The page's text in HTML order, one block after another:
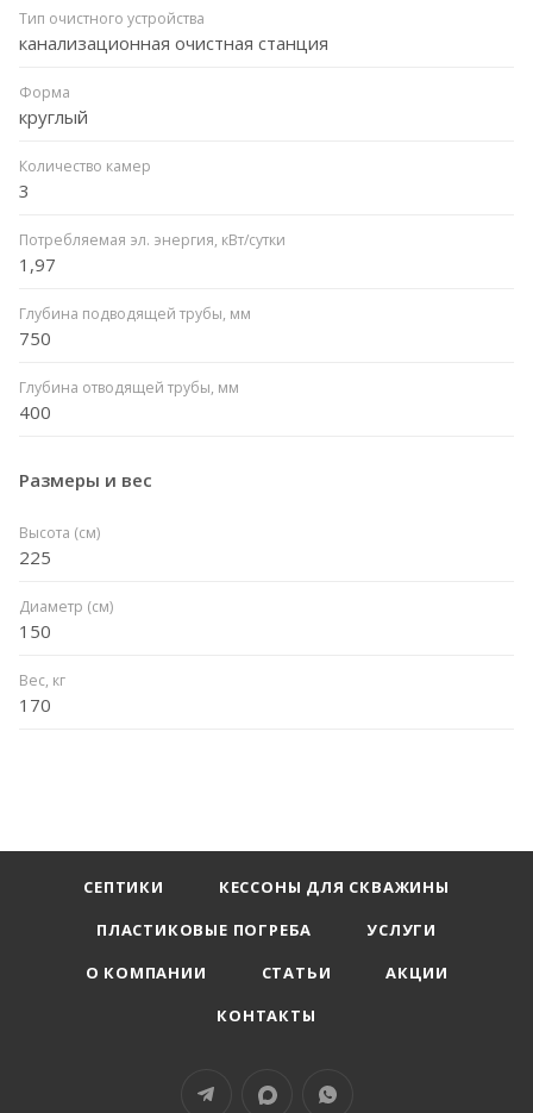
Тип очистного устройства
канализационная очистная станция
Форма
круглый
Количество камер
3
Потребляемая эл. энергия, кВт/сутки
1,97
Глубина подводящей трубы, мм
750
Глубина отводящей трубы, мм
400
Размеры и вес
Высота (см)
225
Диаметр (см)
150
Вес, кг
170
СЕПТИКИ
КЕССОНЫ ДЛЯ СКВАЖИНЫ
ПЛАСТИКОВЫЕ ПОГРЕБА
УСЛУГИ
О КОМПАНИИ
СТАТЬИ
АКЦИИ
КОНТАКТЫ